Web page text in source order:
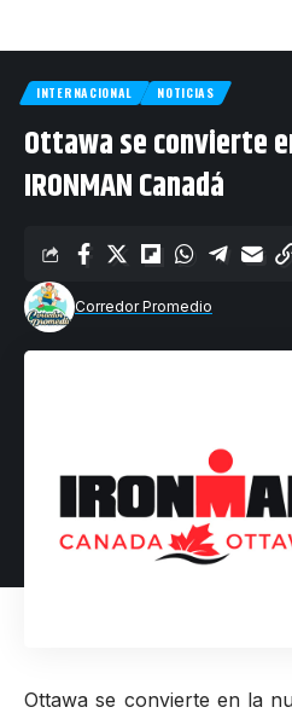
INTERNACIONAL NOTICIAS
Ottawa se convierte
IRONMAN Canadá
Corredor Promedio
Ottawa se convierte en la